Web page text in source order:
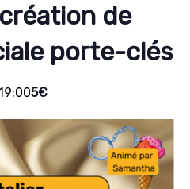
de
porte-clés
5€